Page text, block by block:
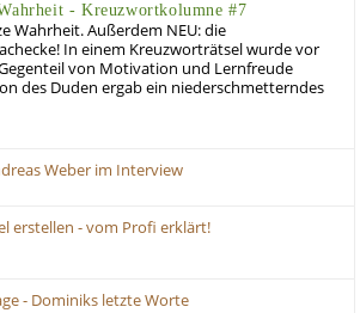
- Kreuzwortkolumne #7
Wahrheit. Außerdem NEU: die
In einem Kreuzworträtsel wurde vor
von Motivation und Lernfreude
des Duden ergab ein niederschmetterndes
Weber im Interview
erstellen - vom Profi erklärt!
- Dominiks letzte Worte